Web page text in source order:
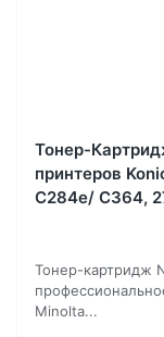
Тонер-
принтеров
C284e/ C364,
Тонер-картридж
Minolta...